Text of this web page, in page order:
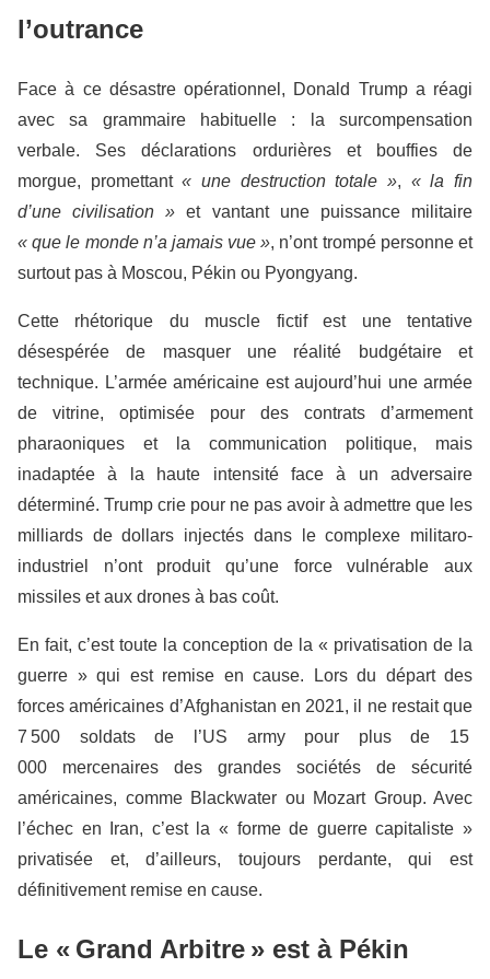
l’outrance
Face à ce désastre opérationnel, Donald Trump a réagi
avec sa grammaire habituelle : la surcompensation
verbale. Ses déclarations ordurières et bouffies de
morgue, promettant« une destruction totale », « la fin
d’une civilisation » et vantant une puissance militaire
« que le monde n’a jamais vue », n’ont trompé personne et
surtout pas à Moscou, Pékin ou Pyongyang.
Cette rhétorique du muscle fictif est une tentative
désespérée de masquer une réalité budgétaire et
technique. L’armée américaine est aujourd’hui une armée
de vitrine, optimisée pour des contrats d’armement
pharaoniques et la communication politique, mais
inadaptée à la haute intensité face à un adversaire
déterminé. Trump crie pour ne pas avoir à admettre que les
milliards de dollars injectés dans le complexe militaro-
industriel n’ont produit qu’une force vulnérable aux
missiles et aux drones à bas coût.
En fait, c’est toute la conception de la « privatisation de la
guerre » qui est remise en cause. Lors du départ des
forces américaines d’Afghanistan en 2021, il ne restait que
7 500 soldats de l’US army pour plus de 15
000 mercenaires des grandes sociétés de sécurité
américaines, comme Blackwater ou Mozart Group. Avec
l’échec en Iran, c’est la « forme de guerre capitaliste »
privatisée et, d’ailleurs, toujours perdante, qui est
définitivement remise en cause.
Le « Grand Arbitre » est à Pékin